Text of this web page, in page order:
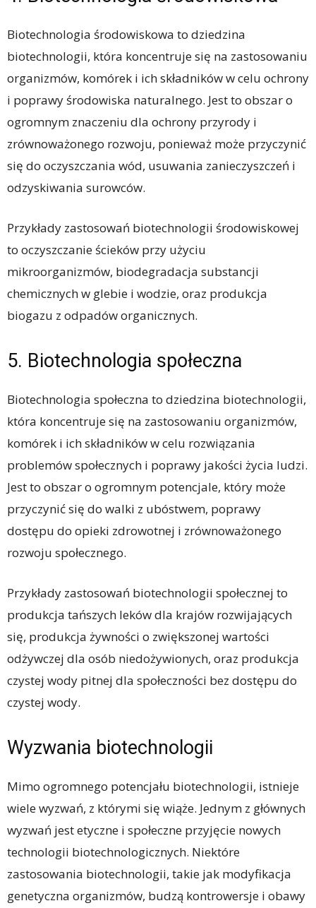
Biotechnologia środowiskowa to dziedzina
biotechnologii, która koncentruje się na zastosowaniu
organizmów, komórek i ich składników w celu ochrony
i poprawy środowiska naturalnego. Jest to obszar o
ogromnym znaczeniu dla ochrony przyrody i
zrównoważonego rozwoju, ponieważ może przyczynić
się do oczyszczania wód, usuwania zanieczyszczeń i
odzyskiwania surowców.
Przykłady zastosowań biotechnologii środowiskowej
to oczyszczanie ścieków przy użyciu
mikroorganizmów, biodegradacja substancji
chemicznych w glebie i wodzie, oraz produkcja
biogazu z odpadów organicznych.
5. Biotechnologia społeczna
Biotechnologia społeczna to dziedzina biotechnologii,
która koncentruje się na zastosowaniu organizmów,
komórek i ich składników w celu rozwiązania
problemów społecznych i poprawy jakości życia ludzi.
Jest to obszar o ogromnym potencjale, który może
przyczynić się do walki z ubóstwem, poprawy
dostępu do opieki zdrowotnej i zrównoważonego
rozwoju społecznego.
Przykłady zastosowań biotechnologii społecznej to
produkcja tańszych leków dla krajów rozwijających
się, produkcja żywności o zwiększonej wartości
odżywczej dla osób niedożywionych, oraz produkcja
czystej wody pitnej dla społeczności bez dostępu do
czystej wody.
Wyzwania biotechnologii
Mimo ogromnego potencjału biotechnologii, istnieje
wiele wyzwań, z którymi się wiąże. Jednym z głównych
wyzwań jest etyczne i społeczne przyjęcie nowych
technologii biotechnologicznych. Niektóre
zastosowania biotechnologii, takie jak modyfikacja
genetyczna organizmów, budzą kontrowersje i obawy